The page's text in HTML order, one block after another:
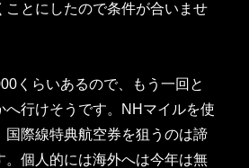
ことにしたので条件が合いませ
くらいあるので、もう一回と
へ行けそうです。NHマイルを使
国際線特典航空券を狙うのは諦
。個人的には海外へは今年は無